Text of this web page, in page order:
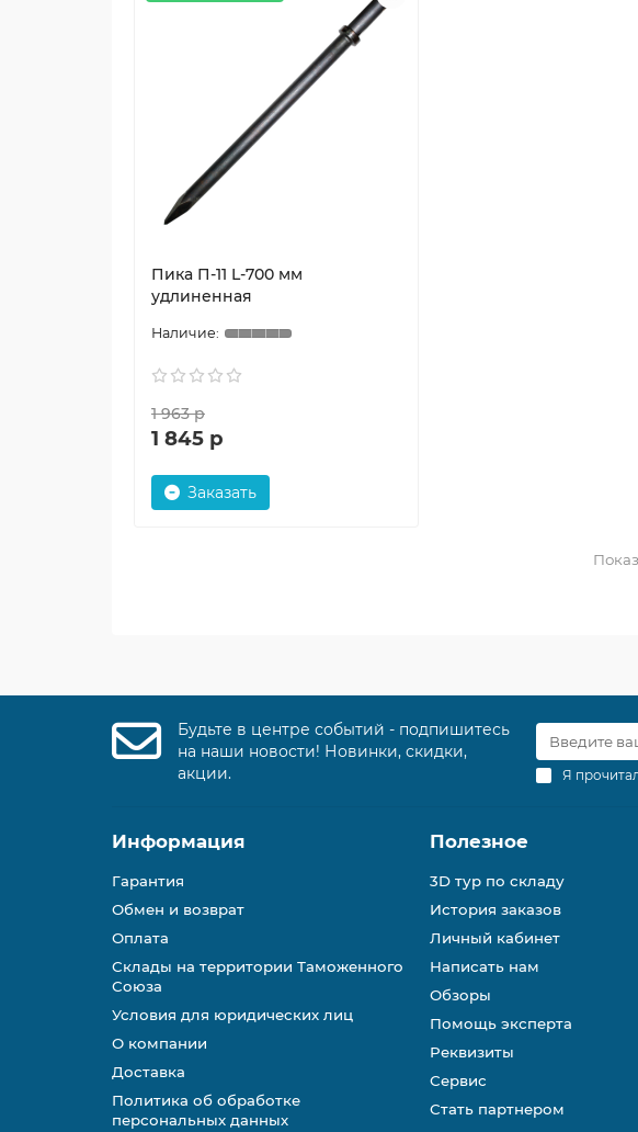
Пика П-11 L-700 мм
удлиненная
1 963 р
1 845 р
Заказать
Будьте в центре событий - подпишитесь
на наши новости! Новинки, скидки,
акции.
Я
Информация
Гарантия
Обмен и возврат
Оплата
Склады на территории Таможенного
Союза
Условия для юридических лиц
О компании
Доставка
Политика об обработке
персональных данных
Полезное
3D тур по складу
История заказов
Личный кабинет
Написать нам
Обзоры
Помощь эксперта
Реквизиты
Сервис
Стать партнером